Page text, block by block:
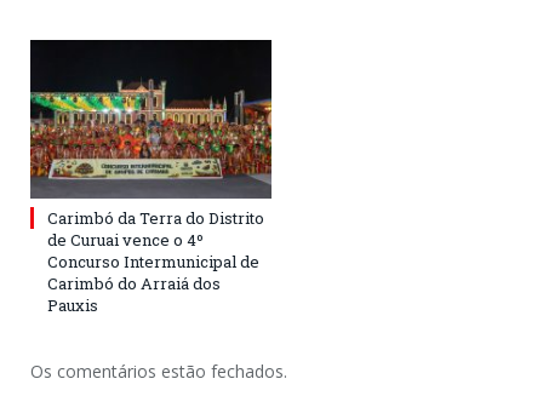
Carimbó da Terra do Distrito
de Curuai vence o 4º
Concurso Intermunicipal de
Carimbó do Arraiá dos
Pauxis
Os comentários estão fechados.